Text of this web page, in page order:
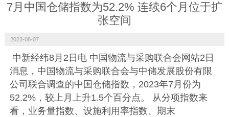
7月中国仓储指数为52.2% 连续6个月位于扩
张空间
2023-08-07
中新经纬8月2日电 中国物流与采购联合会网站2日
消息，中国物流与采购联合会与中储发展股份有限
公司联合调查的中国仓储指数，2023年7月份为
52.2%，较上月上升1.5个百分点。 从分项指数来
看，业务量指数、设施利用率指数、期末